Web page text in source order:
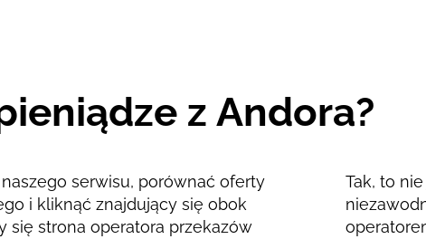
z Andora?
serwisu, porównać oferty
i kliknąć znajdujący się obok
się strona operatora przekazów
Tak, to